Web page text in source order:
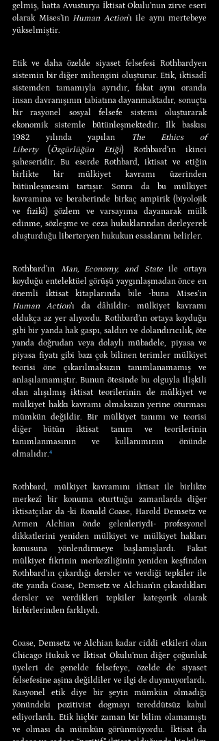
gelmiş, hatta Avusturya İktisat Okulu’nun zirve eseri
olarak Mises’in Human Action’ı ile aynı mertebeye
yükselmiştir.
Etik ve daha özelde siyaset felsefesi Rothbardyen
sistemin bir diğer mihengini oluşturur. Etik, iktisadî
sistemden tamamıyla ayrıdır, fakat aynı oranda
insan davranışının tabiatına dayanmaktadır, sonuçta
bir rasyonel sosyal felsefe sistemi oluşturarak
ekonomik sistemle bütünleşmektedir. İlk baskısı
1982 yılında yapılan
The Ethics of
Liberty (Özgürlüğün Etiği) Rothbard’ın ikinci
şaheseridir. Bu eserde Rothbard, iktisat ve etiğin
birlikte bir mülkiyet kavramı üzerinden
bütünleşmesini tartışır. Sonra da bu mülkiyet
kavramına ve beraberinde birkaç ampirik (biyolojik
ve fizikî) gözlem ve varsayıma dayanarak mülk
edinme, sözleşme ve ceza hukuklarından derleyerek
oluşturduğu liberteryen hukukun esaslarını belirler.
Rothbard’ın Man, Economy, and State ile ortaya
koyduğu entelektüel görüşü yaygınlaşmadan önce en
Human Action’ı da dâhildir- mülkiyet kavramı
oldukça az yer alıyordu. Rothbard’ın ortaya koyduğu
gibi bir yanda hak gaspı, saldırı ve dolandırıcılık, öte
yanda doğrudan veya dolaylı mübadele, piyasa ve
piyasa fiyatı gibi bazı çok bilinen terimler mülkiyet
teorisi öne çıkarılmaksızın tanımlanamamış ve
anlaşılamamıştır. Bunun ötesinde bu olguyla ilişkili
olan alışılmış iktisat teorilerinin de mülkiyet ve
mülkiyet hakkı kavramı olmaksızın yerine oturması
mümkün değildir. Bir mülkiyet tanımı ve teorisi
diğer bütün iktisat tanım ve teorilerinin
tanımlanmasının ve kullanımının önünde
olmalıdır.⁴
Rothbard, mülkiyet kavramını iktisat ile birlikte
merkezî bir konuma oturttuğu zamanlarda diğer
iktisatçılar da -ki Ronald Coase, Harold Demsetz ve
Armen Alchian önde gelenleriydi- profesyonel
dikkatlerini yeniden mülkiyet ve mülkiyet hakları
konusuna yönlendirmeye başlamışlardı. Fakat
mülkiyet fikrinin merkezîliğinin yeniden keşfinden
Rothbard’ın çıkardığı dersler ve verdiği tepkiler ile
öte yanda Coase, Demsetz ve Alchian’ın çıkardıkları
dersler ve verdikleri tepkiler kategorik olarak
birbirlerinden farklıydı.
Coase, Demsetz ve Alchian kadar ciddi etkileri olan
Chicago Hukuk ve İktisat Okulu’nun diğer çoğunluk
üyeleri de genelde felsefeye, özelde de siyaset
felsefesine aşina değildiler ve ilgi de duymuyorlardı.
Rasyonel etik diye bir şeyin mümkün olmadığı
yönündeki pozitivist dogmayı tereddütsüz kabul
ediyorlardı. Etik hiçbir zaman bir bilim olamamıştı
ve olması da mümkün görünmüyordu. İktisat da